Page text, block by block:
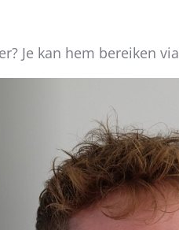
Je kan hem bereiken via